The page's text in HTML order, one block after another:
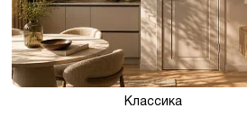
Классика